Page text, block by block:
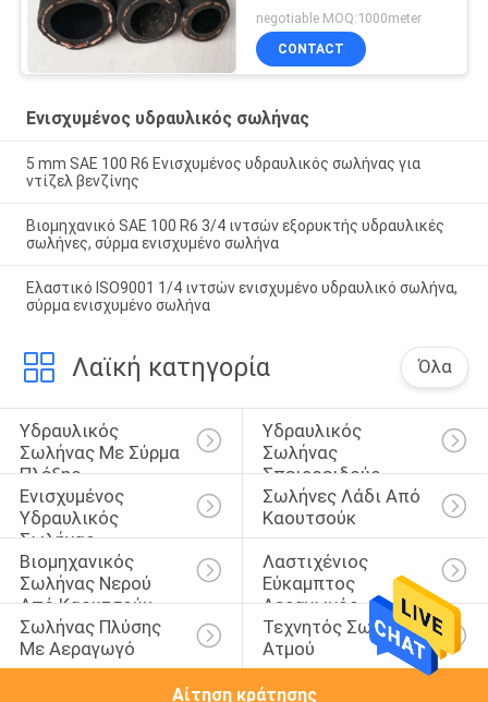
negotiable MOQ:1000meter
CONTACT
Ενισχυμένος υδραυλικός σωλήνας
5 mm SAE 100 R6 Ενισχυμένος υδραυλικός σωλήνας για
ντίζελ βενζίνης
Βιομηχανικό SAE 100 R6 3/4 ιντσών εξορυκτής υδραυλικές
σωλήνες, σύρμα ενισχυμένο σωλήνα
Ελαστικό ISO9001 1/4 ιντσών ενισχυμένο υδραυλικό σωλήνα,
σύρμα ενισχυμένο σωλήνα
Λαϊκή κατηγορία Όλα
Υδραυλικός
Σωλήνας Με Σύρμα
Πλέξης
Υδραυλικός
Σωλήνας
Σπειροειδούς
Καλωδίου
Ενισχυμένος
Υδραυλικός
Σωλήνας
Σωλήνες Λάδι Από
Καουτσούκ
Βιομηχανικός
Σωλήνας Νερού
Από Καουτσούκ
Λαστιχένιος
Εύκαμπτος
Αεραγωγός
Σωλήνας Πλύσης
Με Αεραγωγό
Τεχνητός Σωλήνας
Ατμού
Αίτηση κράτησης